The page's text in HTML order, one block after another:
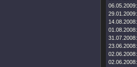
06.05.2009:
29.01.2009:
14.08.2008:
01.08.2008:
31.07.2008:
23.06.2008:
02.06.2008:
02.06.2008: